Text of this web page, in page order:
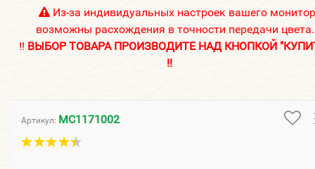
Из-за индивидуальных настроек вашего
возможны расхождения в точности передачи цвета.
!! ВЫБОР ТОВАРА ПРОИЗВОДИТЕ НАД КНОПКОЙ
!!
Артикул: МС1171002